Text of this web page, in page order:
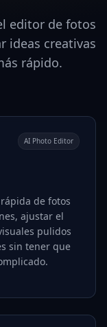
editor de fotos
ideas creativas
rápido.
AI Photo Editor
de fotos
ajustar el
pulidos
sin tener que